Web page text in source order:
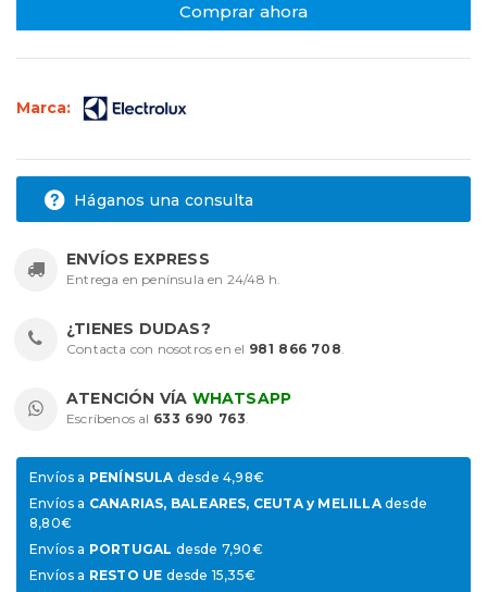
Comprar ahora
Marca:
Háganos una consulta
ENVÍOS EXPRESS
Entrega en península en 24/48 h.
¿TIENES DUDAS?
Contacta con nosotros en el 981 866 708.
ATENCIÓN VÍA WHATSAPP
Escríbenos al 633 690 763.
Envíos a PENÍNSULAdesde 4,98€
Envíos a CANARIAS, BALEARES, CEUTA y MELILLAdesde
8,80€
Envíos a PORTUGAL desde 7,90€
Envíos a RESTO UE desde 15,35€